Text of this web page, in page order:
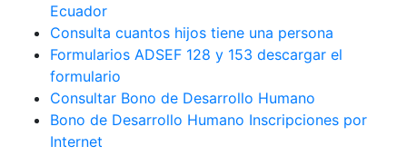
Ecuador
Consulta cuantos hijos tiene una persona
Formularios ADSEF 128 y 153 descargar el
formulario
Consultar Bono de Desarrollo Humano
Bono de Desarrollo Humano Inscripciones por
Internet